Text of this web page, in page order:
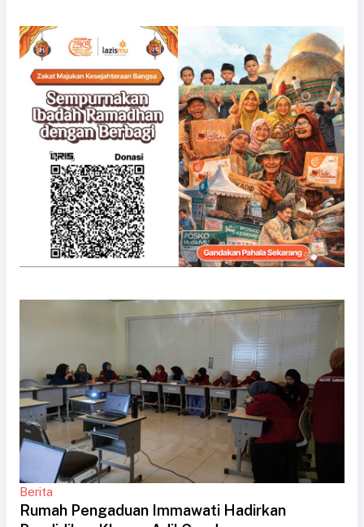
Berita
Rumah Pengaduan Immawati Hadirkan